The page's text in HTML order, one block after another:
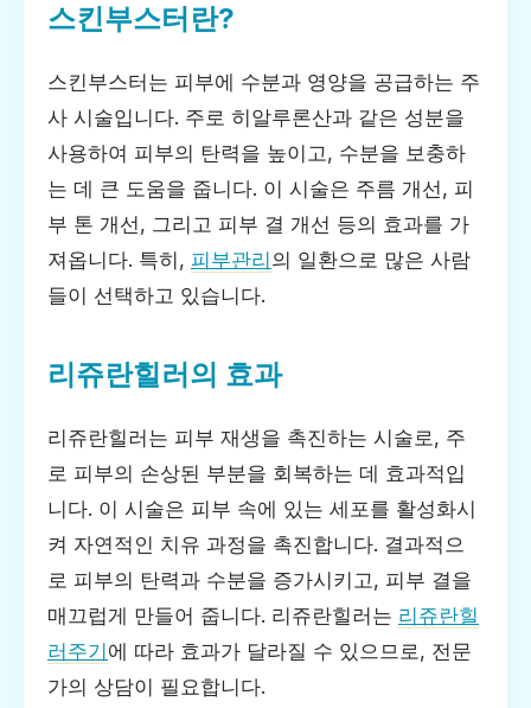
스킨부스터란?
스킨부스터는 피부에 수분과 영양을 공급하는 주
사 시술입니다. 주로 히알루론산과 같은 성분을
사용하여 피부의 탄력을 높이고, 수분을 보충하
는 데 큰 도움을 줍니다. 이 시술은 주름 개선, 피
부 톤 개선, 그리고 피부 결 개선 등의 효과를 가
져옵니다. 특히, 피부관리의 일환으로 많은 사람
들이 선택하고 있습니다.
리쥬란힐러의 효과
리쥬란힐러는 피부 재생을 촉진하는 시술로, 주
로 피부의 손상된 부분을 회복하는 데 효과적입
니다. 이 시술은 피부 속에 있는 세포를 활성화시
켜 자연적인 치유 과정을 촉진합니다. 결과적으
로 피부의 탄력과 수분을 증가시키고, 피부 결을
매끄럽게 만들어 줍니다. 리쥬란힐러는 리쥬란힐
러주기에 따라 효과가 달라질 수 있으므로, 전문
가의 상담이 필요합니다.